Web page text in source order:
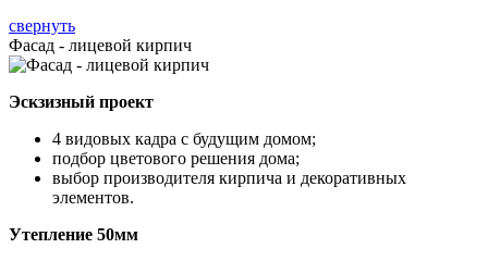
свернуть
Фасад - лицевой кирпич
Эскзизный проект
4 видовых кадра с будущим домом;
подбор цветового решения дома;
выбор производителя кирпича и декоративных
элементов.
Утепление 50мм